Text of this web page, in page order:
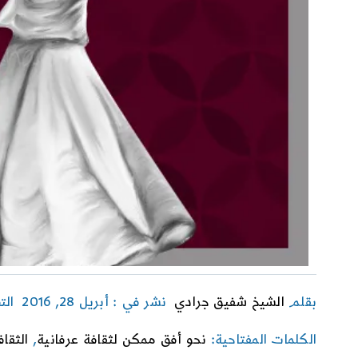
بقلم الشيخ شفيق جرادي نشر في : أبريل 28, 2016
الكلمات المفتاحية: نحو أفق ممكن لثقافة عرفانية,